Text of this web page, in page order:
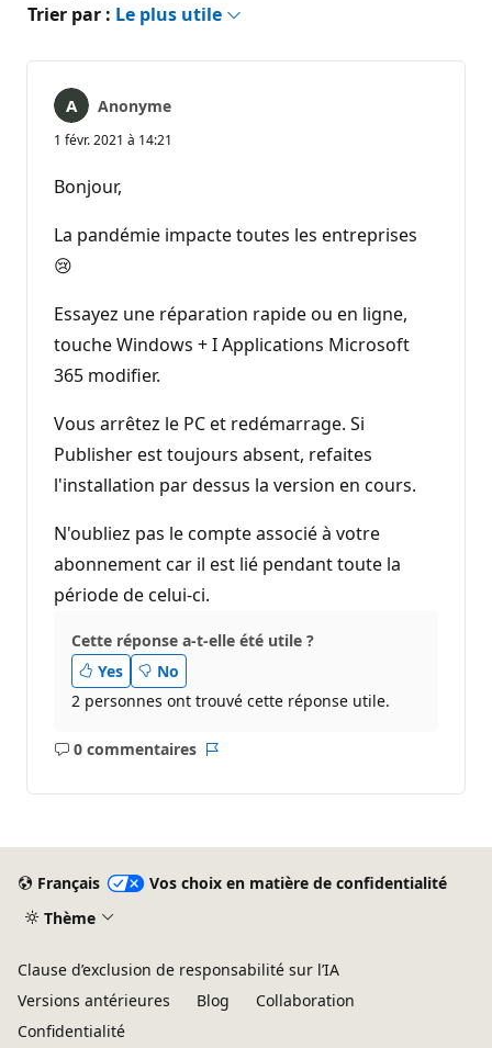
Trier par : Le plus utile
Anonyme
1 févr. 2021 à 14:21
Bonjour,
La pandémie impacte toutes les entreprises
😢
Essayez une réparation rapide ou en ligne,
touche Windows + I Applications Microsoft
365 modifier.
Vous arrêtez le PC et redémarrage. Si
Publisher est toujours absent, refaites
l'installation par dessus la version en cours.
N'oubliez pas le compte associé à votre
abonnement car il est lié pendant toute la
période de celui-ci.
Cette réponse a-t-elle été utile ?
Yes
No
2 personnes ont trouvé cette réponse utile.
0 commentaires
Aucun
Français
Vos choix en matière de confidentialité
Thème
Clause d’exclusion de responsabilité sur l’IA
Versions antérieures
Blog
Collaboration
Confidentialité